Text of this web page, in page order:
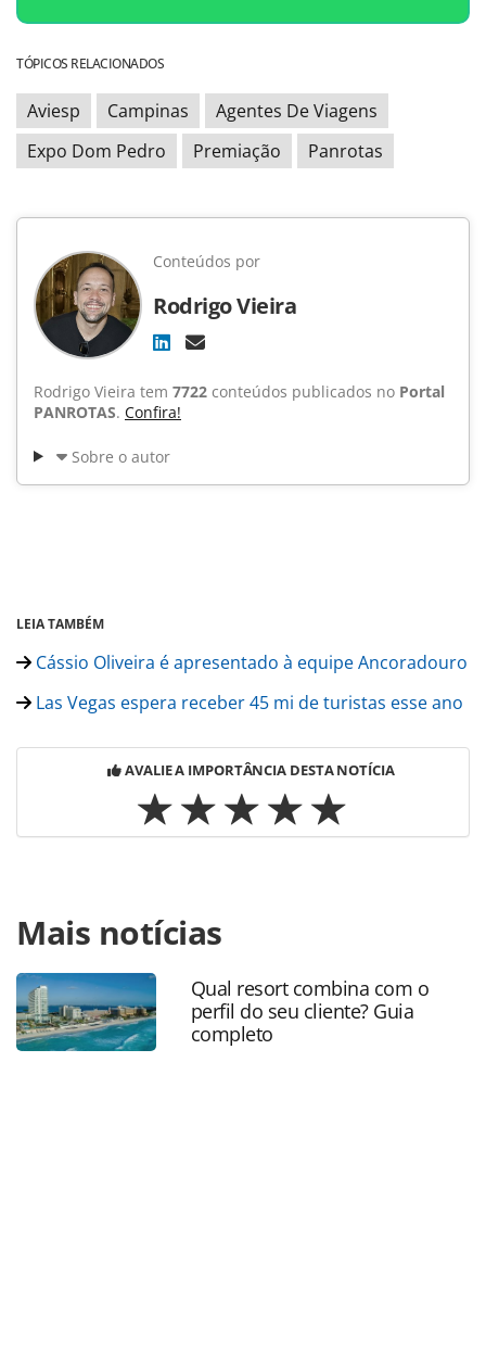
TÓPICOS RELACIONADOS
Aviesp Campinas
Agentes De Viagens
Expo Dom Pedro
Premiação Panrotas
Conteúdos por
Rodrigo Vieira
Rodrigo Vieira tem 7722 conteúdos publicados no Portal
PANROTAS. Confira!
Sobre o autor
LEIA TAMBÉM
Cássio Oliveira é apresentado à equipe Ancoradouro
Las Vegas espera receber 45 mi de turistas esse ano
AVALIE A IMPORTÂNCIA DESTA NOTÍCIA
https://www.panrotas.com.br/noticia-
turismo/eventos/2016/04/conheca-os-25-vencedores-do-
top-aviesp-2016_124774.html ou as ferramentas oferecidas
na página. Todo o conteúdo produzido pela PANROTAS
Editora é protegido pela legislação brasileira sobre direito
autoral. Não reproduza o conteúdo sem autorização da
Mais notícias
Qual resort combina com o
perfil do seu cliente? Guia
completo